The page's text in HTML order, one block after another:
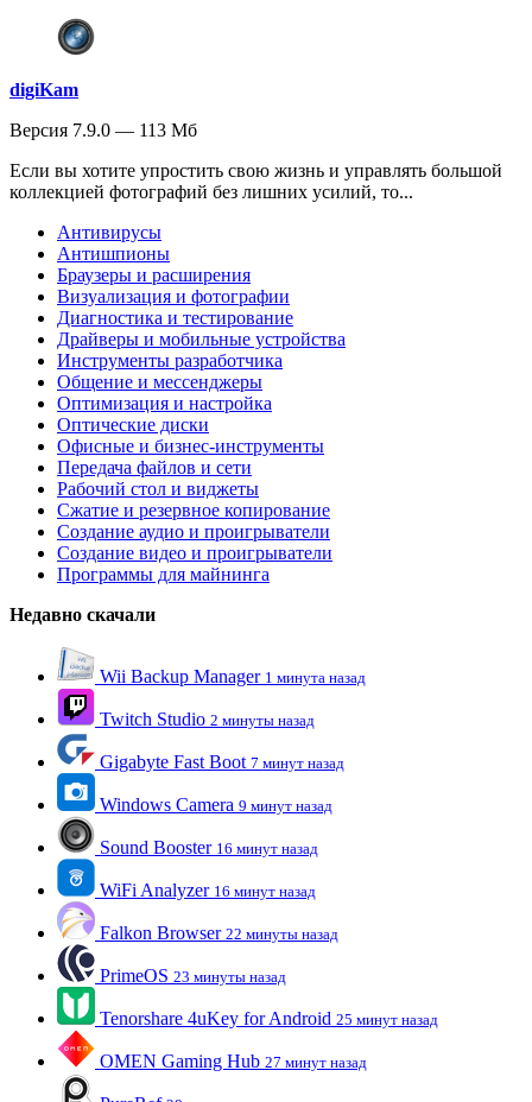
digiKam
Версия 7.9.0 — 113 Мб
Если вы хотите упростить свою жизнь и управлять большой
коллекцией фотографий без лишних усилий, то...
Антивирусы
Антишпионы
Браузеры и расширения
Визуализация и фотографии
Диагностика и тестирование
Драйверы и мобильные устройства
Инструменты разработчика
Общение и мессенджеры
Оптимизация и настройка
Оптические диски
Офисные и бизнес-инструменты
Передача файлов и сети
Рабочий стол и виджеты
Сжатие и резервное копирование
Создание аудио и проигрыватели
Создание видео и проигрыватели
Программы для майнинга
Недавно скачали
Wii Backup Manager 1 минута назад
Twitch Studio 2 минуты назад
Gigabyte Fast Boot 7 минут назад
Windows Camera 9 минут назад
Sound Booster 16 минут назад
WiFi Analyzer 16 минут назад
Falkon Browser 22 минуты назад
PrimeOS 23 минуты назад
Tenorshare 4uKey for Android 25 минут назад
OMEN Gaming Hub 27 минут назад